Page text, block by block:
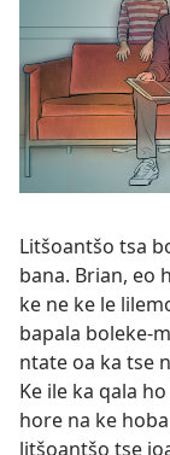
Litšoantšo tsa
bana. Brian, eo
ke ne ke le
bapala boleke-
ntate oa ka tse
Ke ile ka qala
hore na ke
litšoantšo tse